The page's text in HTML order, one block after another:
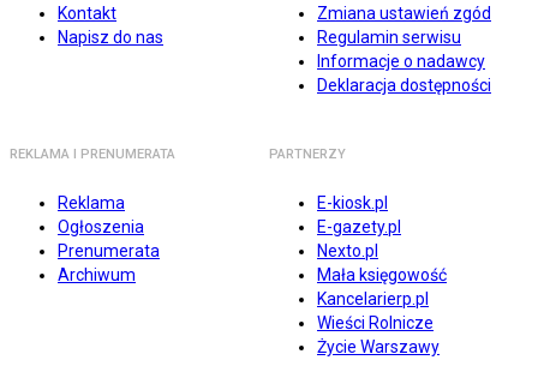
Kontakt
Napisz do nas
Zmiana ustawień zgód
Regulamin serwisu
Informacje o nadawcy
Deklaracja dostępności
REKLAMA I PRENUMERATA
Reklama
Ogłoszenia
Prenumerata
Archiwum
PARTNERZY
E-kiosk.pl
E-gazety.pl
Nexto.pl
Mała księgowość
Kancelarierp.pl
Wieści Rolnicze
Życie Warszawy